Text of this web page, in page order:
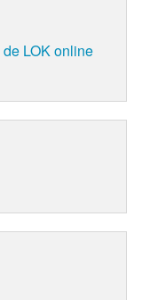
LOK online